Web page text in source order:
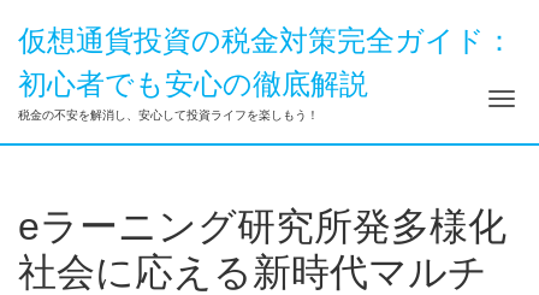
仮想通貨投資の税金対策完全ガイド：
初心者でも安心の徹底解説
税金の不安を解消し、安心して投資ライフを楽しもう！ ナ
eラーニング研究所発多様化
社会に応える新時代マルチ